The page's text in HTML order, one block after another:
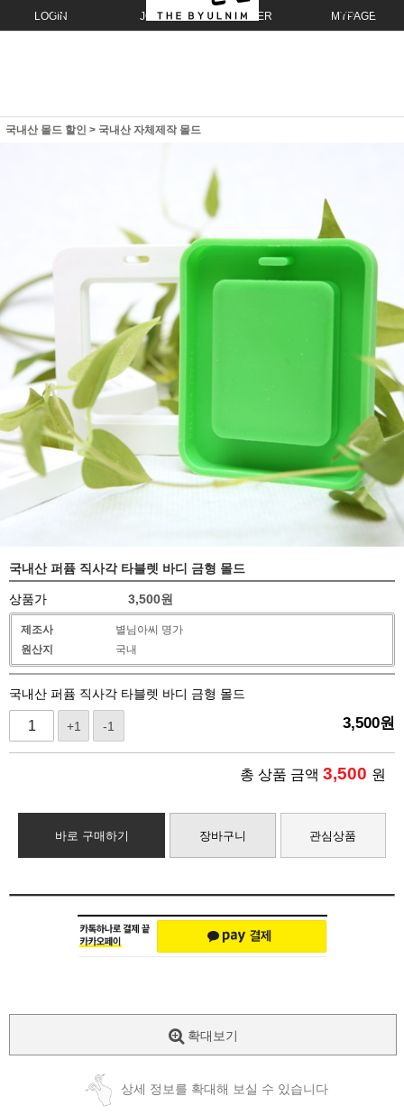
LOGIN JOIN ORDER MYPAGE
국내산 몰드 할인 > 국내산 자체제작 몰드
국내산 퍼퓸 직사각 타블렛 바디 금형 몰드
상품가 3,500원
제조사
별님아씨 명가
원산지
국내
국내산 퍼퓸 직사각 타블렛 바디 금형 몰드
+1 -1 3,500원
총 상품 금액 3,500 원
바로 구매하기 장바구니 관심상품
확대보기
상세 정보를 확대해 보실 수 있습니다